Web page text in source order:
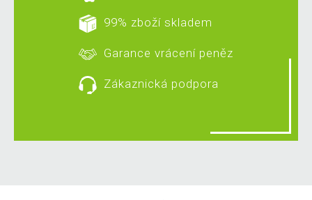
99% zboží skladem
Garance vrácení peněz
Zákaznická podpora